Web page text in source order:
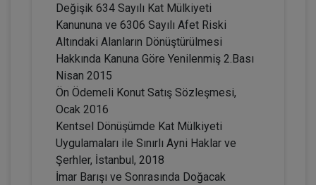
Adi Ortaklıklarda ve Kat Mülkiyeti
Oluşumunda Motorlu Taşıt Aracı Edinimi
Video Eğitimi
300 TL
Değişik 634 Sayılı Kat Mülkiyeti
Kanununa ve 6306 Sayılı Afet Riski
Altındaki Alanların Dönüştürülmesi
Hakkında Kanuna Göre Yenilenmiş 2.Bası
Nisan 2015
Ön Ödemeli Konut Satış Sözleşmesi,
Ocak 2016
Kentsel Dönüşümde Kat Mülkiyeti
Uygulamaları ile Sınırlı Ayni Haklar ve
Şerhler, İstanbul, 2018
İmar Barışı ve Sonrasında Doğacak